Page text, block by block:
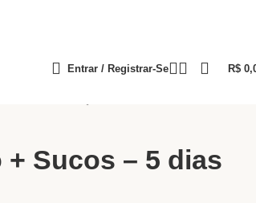
Entrar / Registrar-Se R$
Sucos – 5 dias